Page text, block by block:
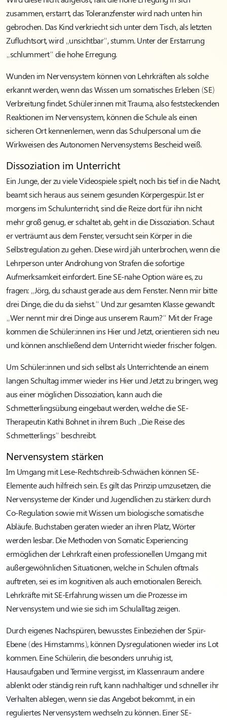
zusammen, erstarrt, das Toleranzfenster wird nach unten hin
gebrochen. Das Kind verkriecht sich unter dem Tisch, als letzten
Zufluchtsort, wird „unsichtbar“, stumm. Unter der Erstarrung
„schlummert“ die hohe Erregung.
Wunden im Nervensystem können von Lehrkräften als solche
erkannt werden, wenn das Wissen um somatisches Erleben (SE)
Verbreitung findet. Schüler:innen mit Trauma, also feststeckenden
Reaktionen im Nervensystem, können die Schule als einen
sicheren Ort kennenlernen, wenn das Schulpersonal um die
Wirkweisen des Autonomen Nervensystems Bescheid weiß.
Dissoziation im Unterricht
Ein Junge, der zu viele Videospiele spielt, noch bis tief in die Nacht,
beamt sich heraus aus seinem gesunden Körpergespür. Ist er
morgens im Schulunterricht, sind die Reize dort für ihn nicht
mehr groß genug, er schaltet ab, geht in die Dissoziation. Schaut
er verträumt aus dem Fenster, versucht sein Körper in die
Selbstregulation zu gehen. Diese wird jäh unterbrochen, wenn die
Lehrperson unter Androhung von Strafen die sofortige
Aufmerksamkeit einfordert. Eine SE-nahe Option wäre es, zu
fragen: „Jörg, du schaust gerade aus dem Fenster. Nenn mir bitte
drei Dinge, die du da siehst.“ Und zur gesamten Klasse gewandt:
„Wer nennt mir drei Dinge aus unserem Raum?“ Mit der Frage
kommen die Schüler:innen ins Hier und Jetzt, orientieren sich neu
und können anschließend dem Unterricht wieder frischer folgen.
Um Schüler:innen und sich selbst als Unterrichtende an einem
langen Schultag immer wieder ins Hier und Jetzt zu bringen, weg
aus einer möglichen Dissoziation, kann auch die
Schmetterlingsübung eingebaut werden, welche die SE-
Therapeutin Kathi Bohnet in ihrem Buch „Die Reise des
Schmetterlings“ beschreibt.
Nervensystem stärken
Im Umgang mit Lese-Rechtschreib-Schwächen können SE-
Elemente auch hilfreich sein. Es gilt das Prinzip umzusetzen, die
Nervensysteme der Kinder und Jugendlichen zu stärken: durch
Co-Regulation sowie mit Wissen um biologische somatische
Abläufe. Buchstaben geraten wieder an ihren Platz, Wörter
werden lesbar. Die Methoden von Somatic Experiencing
ermöglichen der Lehrkraft einen professionellen Umgang mit
außergewöhnlichen Situationen, welche in Schulen oftmals
auftreten, sei es im kognitiven als auch emotionalen Bereich.
Lehrkräfte mit SE-Erfahrung wissen um die Prozesse im
Nervensystem und wie sie sich im Schulalltag zeigen.
Durch eigenes Nachspüren, bewusstes Einbeziehen der Spür-
Ebene (des Hirnstamms), können Dysregulationen wieder ins Lot
kommen. Eine Schülerin, die besonders unruhig ist,
Hausaufgaben und Termine vergisst, im Klassenraum andere
ablenkt oder ständig rein ruft, kann nachhaltiger und schneller ihr
Verhalten ablegen, wenn sie das Angebot bekommt, in ein
reguliertes Nervensystem wechseln zu können. Einer SE-